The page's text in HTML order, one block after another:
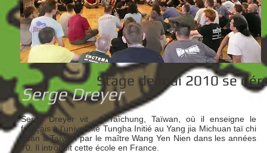
Serge Dreyer
Serge Dreyer vit à Taïchung, Taïwan, où il enseigne le
français à l’université Tungha Initié au Yang jia Michuan taï chi
quan à Taïwan par le maître Wang Yen Nien dans les années
70. Il introduit cette école en France.
Stage de mai 2010 se